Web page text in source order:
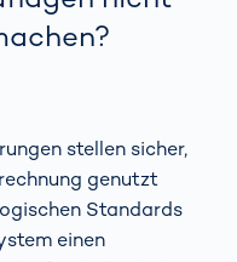
stellen sicher,
genutzt
Standards
einen